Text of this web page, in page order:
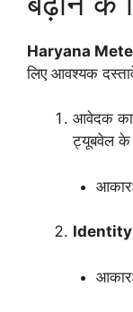
Haryana
लिए आवश्यक
आवेदक
ट्यूबवेल के